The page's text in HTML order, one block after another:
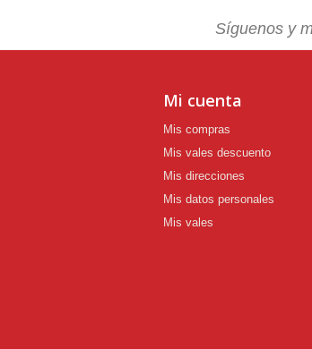
Síguenos y
Mi cuenta
Mis compras
Mis vales descuento
Mis direcciones
Mis datos personales
Mis vales